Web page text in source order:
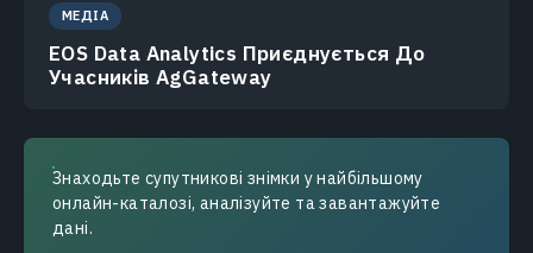
МЕДІА
EOS Data Analytics Приєднується До
Учасників AgGateway
Знаходьте супутникові знімки у найбільшому
онлайн-каталозі, аналізуйте та завантажуйте
дані.